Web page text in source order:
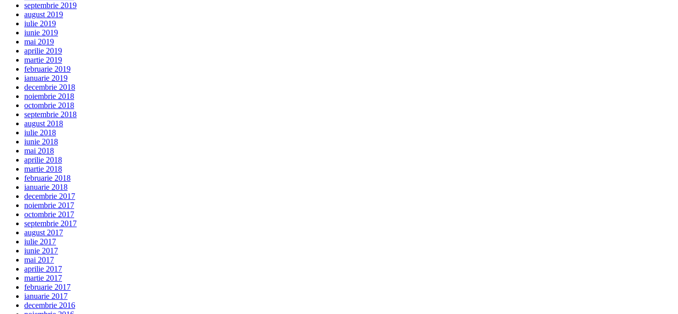
septembrie 2019
august 2019
iulie 2019
iunie 2019
mai 2019
aprilie 2019
martie 2019
februarie 2019
ianuarie 2019
decembrie 2018
noiembrie 2018
octombrie 2018
septembrie 2018
august 2018
iulie 2018
iunie 2018
mai 2018
aprilie 2018
martie 2018
februarie 2018
ianuarie 2018
decembrie 2017
noiembrie 2017
octombrie 2017
septembrie 2017
august 2017
iulie 2017
iunie 2017
mai 2017
aprilie 2017
martie 2017
februarie 2017
ianuarie 2017
decembrie 2016